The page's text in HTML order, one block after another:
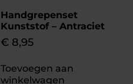
Handgrepenset
Kunststof – Antraciet
€ 8,95
Toevoegen aan
winkelwagen